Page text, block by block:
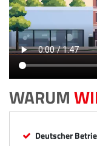
WARUM
Deutscher